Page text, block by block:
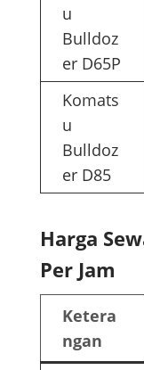
u
Bulldoz
er D65P
Komats
u
Bulldoz
er D85
Harga
Per Jam
Ketera
ngan